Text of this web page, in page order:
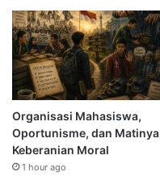
Organisasi Mahasiswa,
Oportunisme, dan Matinya
Keberanian Moral
1 hour ago